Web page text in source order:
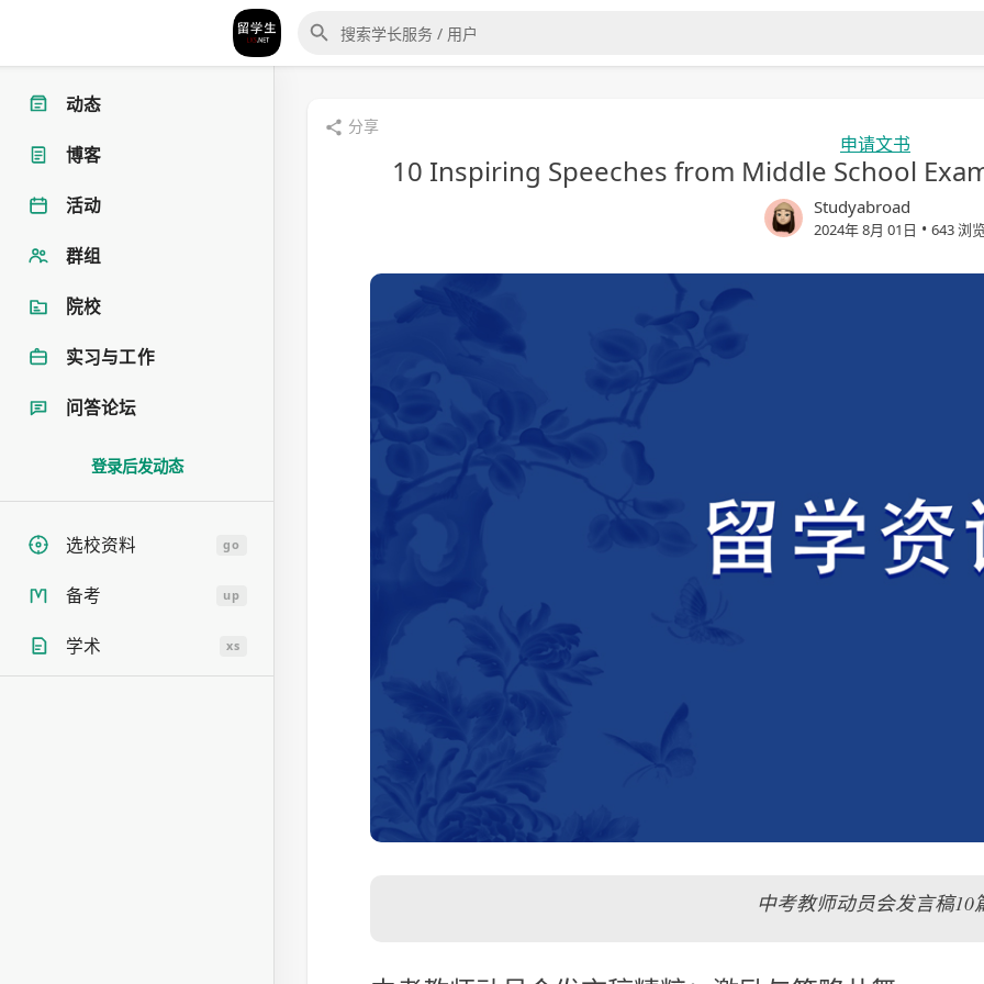
动态
博客
活动
群组
院校
实习与工作
问答论坛
登录后发动态
选校资料 go
备考 up
学术 xs
分享
申请文书
10 Inspiring Speeches from Middle School
Studyabroad
2024年 8月 01日 • 643 浏
中考教师动员会发言稿10